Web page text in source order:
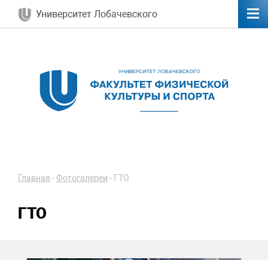
Университет Лобачевского
Главная -Фотогалереи - ГТО
ГТО